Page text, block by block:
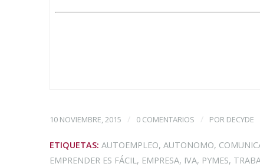
10 NOVIEMBRE, 2015 / 0 COMENTARIOS / POR DECYDE
ETIQUETAS: AUTOEMPLEO, AUTONOMO,
EMPRENDER ES FÁCIL, EMPRESA, IVA, PYMES,